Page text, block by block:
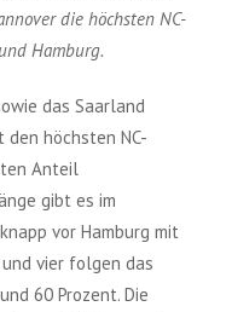
die höchsten NC-
Hamburg.
das Saarland
den höchsten NC-
Anteil
gibt es im
vor Hamburg mit
vier folgen das
60 Prozent. Die